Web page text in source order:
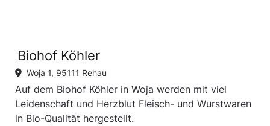
Biohof Köhler
Woja 1, 95111 Rehau
Auf dem Biohof Köhler in Woja werden mit viel
Leidenschaft und Herzblut Fleisch- und Wurstwaren
in Bio-Qualität hergestellt.